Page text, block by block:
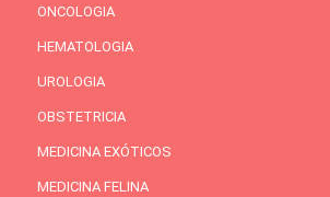
ONCOLOGIA
HEMATOLOGIA
UROLOGIA
OBSTETRICIA
MEDICINA EXÓTICOS
MEDICINA FELINA